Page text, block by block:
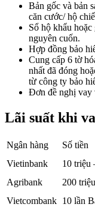
Bản gốc và bản
căn cước/ hộ
Sổ hộ khẩu
nguyên cuốn.
Hợp đồng bảo
Cung cấp 6 tờ
nhất đã đóng
từ công ty bảo
Đơn đề nghị vay
Lãi suất khi
Ngân hàng Số tiền
Vietinbank
10 triệu
Agribank
200 triệu
Vietcombank 10 lần